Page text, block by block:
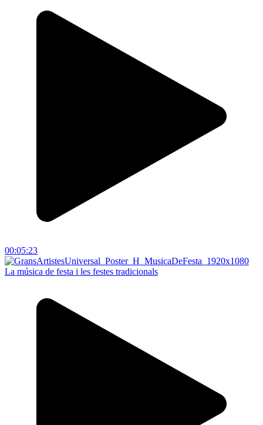
00:05:23
La música de festa i les festes tradicionals